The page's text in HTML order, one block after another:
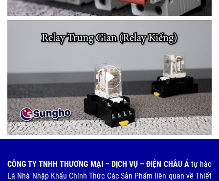
CÔNG TY TNHH THƯƠNG MẠI – DỊCH VỤ – ĐIỆN CHÂU Átự hào
Là Nhà Nhập Khẩu Chính Thức Các Sản Phẩm liên quan về Thiết